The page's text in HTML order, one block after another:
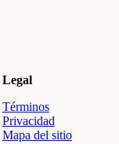
Legal
Términos
Privacidad
Mapa del sitio